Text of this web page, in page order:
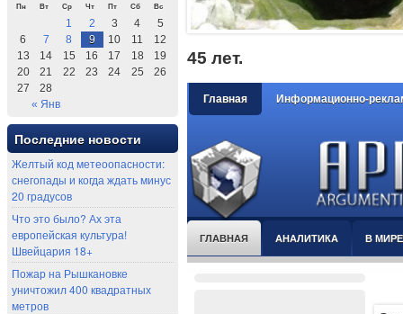
Пн
Вт Ср Чт Пт Сб Вс
« Янв
1 2 3 4
5
6
7 8 9 10 11
12
13
14 15 16 17 18
19
20
21 22 23 24 25
26
27
28
Последние новости
Желтый код метеоопасности:
снегопады и когда ждать минус
20 градусов
Что это было? Ах эта
европейская культура!
Швейцария 18+
Пожар на Рышкановке
уничтожил 400 квадратных
метров
45 лет.